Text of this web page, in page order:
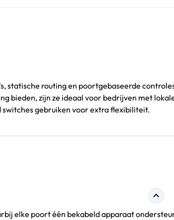
statische routing en poortgebaseerde
bieden, zijn ze ideaal voor bedrijven met
gebruiken voor extra flexibiliteit.
elke poort één bekabeld apparaat